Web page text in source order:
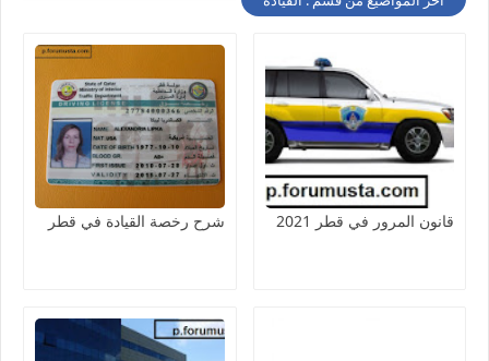
قانون المرور في قطر 2021 شرح رخصة القيادة في قطر